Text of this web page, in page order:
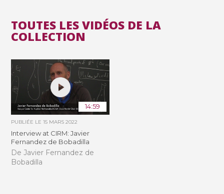
TOUTES LES VIDÉOS DE LA
COLLECTION
14:59
PUBLIÉE LE15 MARS 2022
Interview at CIRM: Javier
Fernandez de Bobadilla
De Javier Fernandez de
Bobadilla